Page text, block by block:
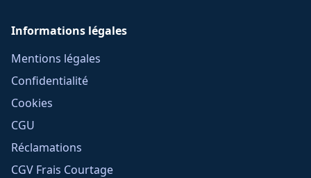
Informations légales
Mentions légales
Confidentialité
Cookies
CGU
Réclamations
CGV Frais Courtage